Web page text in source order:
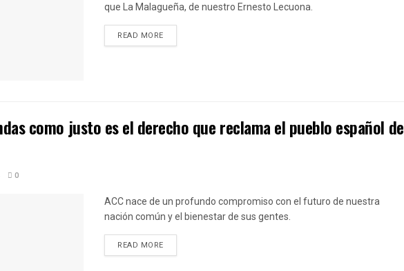
que La Malagueña, de nuestro Ernesto Lecuona.
READ MOREDETAILS
como justo es el derecho que reclama el pueblo español de
0
ACC nace de un profundo compromiso con el futuro de nuestra
nación común y el bienestar de sus gentes.
READ MOREDETAILS